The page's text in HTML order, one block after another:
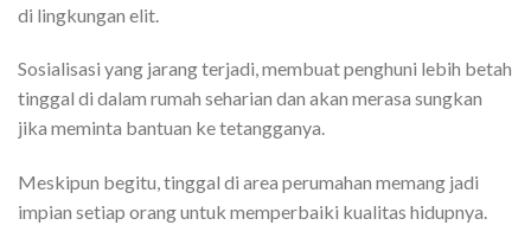
di lingkungan elit.
Sosialisasi yang jarang terjadi, membuat penghuni lebih betah
tinggal di dalam rumah seharian dan akan merasa sungkan
jika meminta bantuan ke tetangganya.
Meskipun begitu, tinggal di area perumahan memang jadi
impian setiap orang untuk memperbaiki kualitas hidupnya.